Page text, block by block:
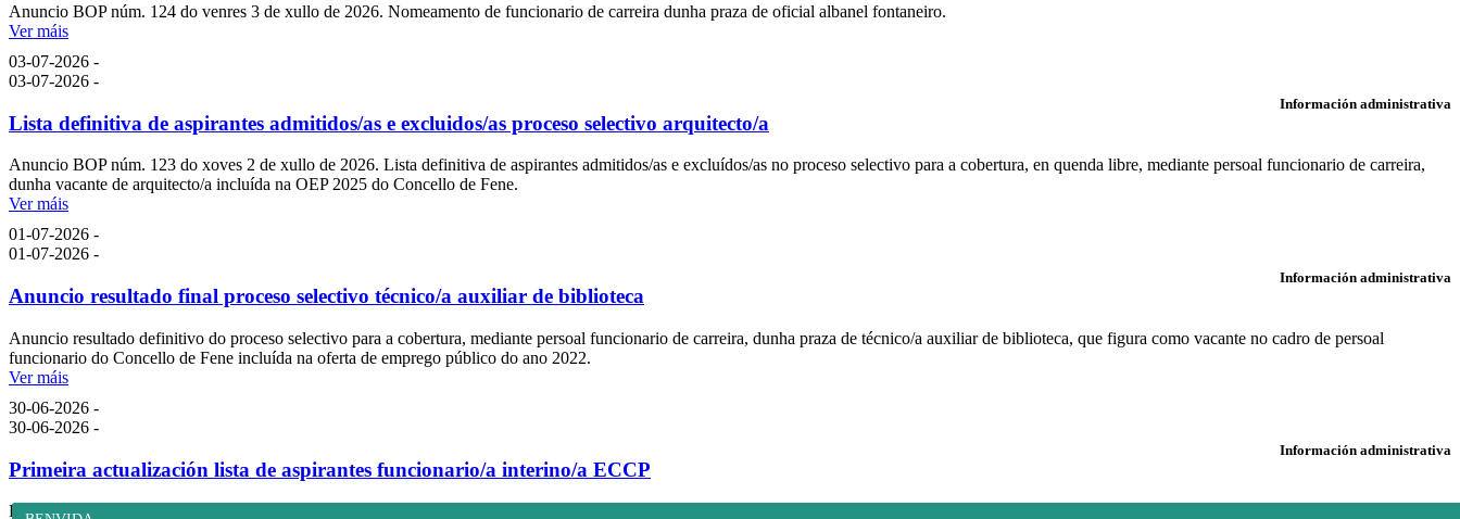
Anuncio BOP núm. 124 do venres 3 de xullo de 2026. Nomeamento de funcionario de carreira dunha praza de oficial albanel fontaneiro.
Ver máis
03-07-2026 -
03-07-2026 -
Información administrativa
Lista definitiva de aspirantes admitidos/as e excluidos/as proceso selectivo arquitecto/a
Anuncio BOP núm. 123 do xoves 2 de xullo de 2026. Lista definitiva de aspirantes admitidos/as e excluídos/as no proceso selectivo para a cobertura, en quenda libre, mediante persoal funcionario de carreira,
dunha vacante de arquitecto/a incluída na OEP 2025 do Concello de Fene.
Ver máis
01-07-2026 -
01-07-2026 -
Información administrativa
Anuncio resultado final proceso selectivo técnico/a auxiliar de biblioteca
Anuncio resultado definitivo do proceso selectivo para a cobertura, mediante persoal funcionario de carreira, dunha praza de técnico/a auxiliar de biblioteca, que figura como vacante no cadro de persoal
funcionario do Concello de Fene incluída na oferta de emprego público do ano 2022.
Ver máis
30-06-2026 -
30-06-2026 -
Información administrativa
Primeira actualización lista de aspirantes funcionario/a interino/a ECCP
Primeira actualización da lista de aspirantes para o nomeamento como funcionario/a interino/a de postos/prazas de enxeñeiro/a de Camiños, Canles e Portos.